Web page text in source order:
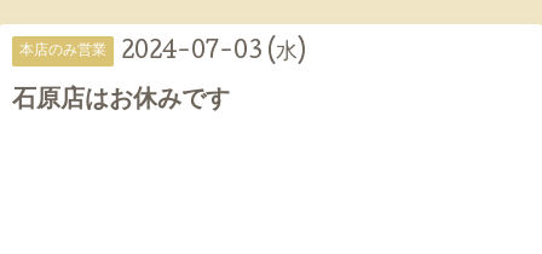
本店のみ営業 2024-07-03 (水)
石原店はお休みです